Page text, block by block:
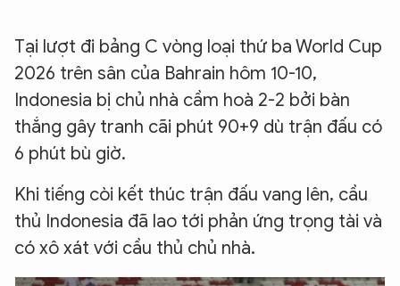
Tại lượt đi bảng C vòng loại thứ ba World Cup
2026 trên sân của Bahrain hôm 10-10,
Indonesia bị chủ nhà cầm hoà 2-2 bởi bàn
thắng gây tranh cãi phút 90+9 dù trận đấu có
6 phút bù giờ.
Khi tiếng còi kết thúc trận đấu vang lên, cầu
thủ Indonesia đã lao tới phản ứng trọng tài và
có xô xát với cầu thủ chủ nhà.